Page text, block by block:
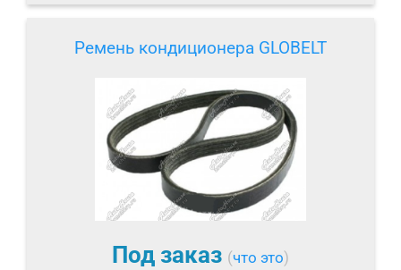
Ремень кондиционера GLOBELT
Под заказ (что это)